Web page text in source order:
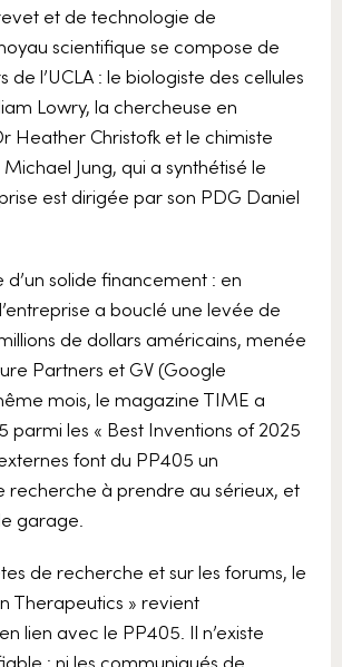
et de technologie de
scientifique se compose de
de l’UCLA : le biologiste des cellules
Lowry, la chercheuse en
Heather Christofk et le chimiste
Jung, qui a synthétisé le
est dirigée par son PDG Daniel
solide financement : en
a bouclé une levée de
de dollars américains, menée
Partners et GV (Google
mois, le magazine TIME a
parmi les « Best Inventions of 2025
font du PP405 un
à prendre au sérieux, et
garage.
de recherche et sur les forums, le
Therapeutics » revient
lien avec le PP405. Il n’existe
: ni les communiqués de